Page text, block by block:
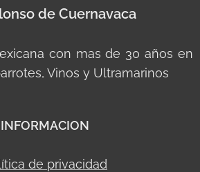
de Cuernavaca
con mas de 30 años en
Vinos y Ultramarinos
INFORMACION
de privacidad